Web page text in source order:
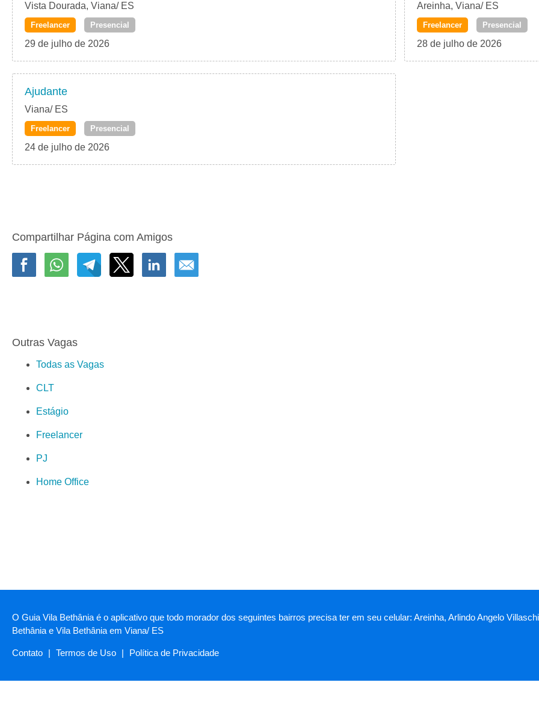
Vista Dourada, Viana/ ES
Freelancer Presencial
29 de julho de 2026
Areinha, Viana/ ES
Freelancer Presencial
28 de julho de 2026
Ajudante
Viana/ ES
Freelancer Presencial
24 de julho de 2026
Compartilhar Página com Amigos
Outras Vagas
Todas as Vagas
CLT
Estágio
Freelancer
PJ
Home Office
O Guia Vila Bethânia é o aplicativo que todo morador dos seguintes bairros precisa ter em seu celular: Areinha, Arlindo Angelo
Bethânia e Vila Bethânia em Viana/ ES
Contato | Termos de Uso | Política de Privacidade